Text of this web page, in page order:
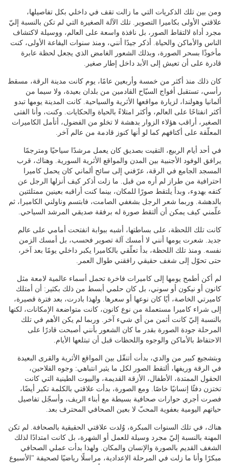
ومن بين تلك الذكريات التي ما زالت تقف في داخلي بكل تفاصيلها،
علاقتي الأولى بكاميرا التصوير. تلك الآلة الصغيرة التي لم تكن بالنسبة إليّ
مجرد أداة لالتقاط الصور، بل نافذة واسعة على العالم، ووسيلة لاكتشاف
الناس والأماكن والحياة. أذكر جيدًا أنني، ومنذ سنوات اليفاعة الأولى، كنت
مأخوذًا بسحر الصورة، وبذلك الشعور الغامض الذي يجعل لحظة عابرة
قادرة على أن تعيش إلى الأبد داخل إطار صغير.
كان ذلك منذ أكثر من خمسة وأربعين عامًا، يوم كانت مدينة الرقة، مسقط
رأسي، تستقبل أفواج السيّاح القادمين من بلدان بعيدة، ولا سيما من
ألمانيا وهولندا، لزيارة مواقعها الأثرية والسياحية. كانت المدينة يومها تبدو
أكثر انفتاحًا على العالم، وأكثر امتلاءً بالحياة والحكايات. وكنت، وأنا الفتى
الصغير، أراقب هؤلاء الزوار بدهشة لا تخلو من الفضول، أتأمل الكاميرات
المعلّقة على أكتافهم كما لو أنها كنوز قادمة من عالم آخر.
في أحد أيام الربيع، التقيت بصديق كان يعمل مرشدًا سياحيًا ومترجمًا
يرافق الوفود الأجنبية بين المدن والمواقع الأثرية السورية. وهناك، قرب
المسجد الجامع في الرقة، عرّفني إلى سائح ألماني كان يحمل كاميرا
احترافية من طراز لم أره من قبل. ما زلت أذكر كيف أنزلها الرجل عن
كتفه بهدوء، وبدأ يلتقط صورًا للمكان، بينما كنت أراقبه بعينين ممتلئتين
بالدهشة. وربما شعر الرجل بشغفي الصامت، فابتسم وناولني الكاميرا، ثم
علّمني كيف يمكن أن ألتقط صورة له برفقة صديقي المرشد السياحي.
كانت تلك اللحظة، على بساطتها، أشبه ببوابة انفتحت أمامي على عالم
جديد. شعرت يومها أنني لا أمسك آلة تصوير فحسب، بل أمسك الزمن
نفسه. ومنذ تلك اللحظة، بدأ تعلّقي بالكاميرا يكبر داخلي يومًا بعد آخر،
حتى تحوّل إلى شغف حقيقي رافقني طوال العمر.
لم أكن أطمح يومها إلى كاميرات فاخرة تحمل أسماء عالمية لامعة مثل
كانون أو نيكون أو سوني، بل كان حلمي أبسط من ذلك بكثير: أن أمتلك
كاميرتي الخاصة، أيًا كان نوعها أو سعرها. ولهذا بادرت، بعد فترة قصيرة،
إلى شراء كاميرا مستعملة من نوع كانون، كانت متواضعة الإمكانات، لكنها
بالنسبة إليّ كانت أثمن من أي شيء آخر. وربما لم يكن الأهم في تلك
المرحلة جودة الصورة بقدر ما كان الشعور بأنني أصبحت قادرًا على
الاحتفاظ بالأماكن والوجوه واللحظات قبل أن تبتلعها الأيام.
وبتشجيع كبير من والدي، بدأت أتنقّل بين المواقع الأثرية والقرى البعيدة
في الرقة وريفها، ألتقط الصور لكل ما يثير انتباهي: وجوه الفلاحين،
الحقول الممتدة، الأطفال، الأزقة القديمة، والبيوت الطينية التي كانت
تختزن دفئًا إنسانيًا خاصًا. ومع الصورة، بدأت علاقتي بالكلمة تكبر أيضًا،
فصرت أجري حوارات صحافية بسيطة مع أبناء الريف، وأسجّل تفاصيل
حياتهم اليومية بعفوية المحبّ لا بعين الصحافي المحترف بعد.
هناك، في تلك السنوات المبكرة، وُلدت علاقتي الحقيقية بالصحافة. لم تكن
المهنة بالنسبة إليّ مجرد وسيلة للعمل أو الشهرة، بل كانت امتدادًا لذلك
الشغف القديم بالصورة والإنسان والمكان. ولهذا بدأت عملي الصحافي
مبكرًا وأنا ما زلت في المرحلة الإعدادية، مراسلًا رياضيًا لصحيفة "الأسبوع